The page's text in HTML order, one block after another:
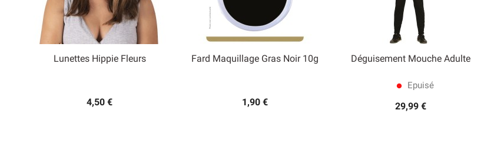
Lunettes Hippie Fleurs
4,50 €
Fard Maquillage Gras Noir 10g
1,90 €
Déguisement Mouche Adulte
lens Epuisé
29,99 €